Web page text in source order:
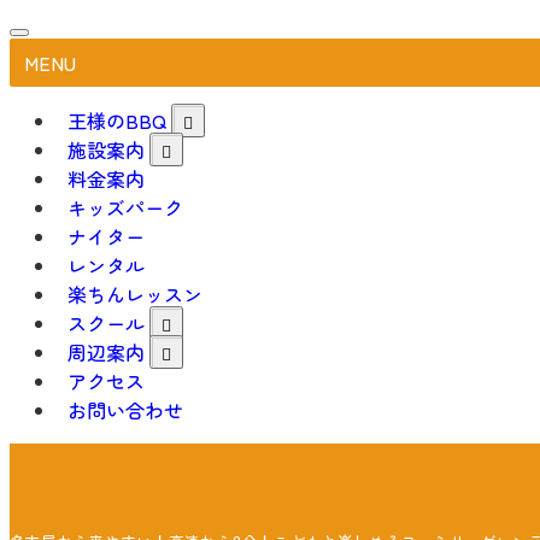
MENU
王様のBBQ
施設案内
料金案内
キッズパーク
ナイター
レンタル
楽ちんレッスン
スクール
周辺案内
アクセス
お問い合わせ